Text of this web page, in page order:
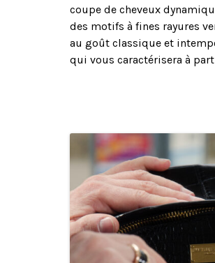
coupe de cheveux
des motifs à fines rayures
au goût classique et
qui vous caractérisera à